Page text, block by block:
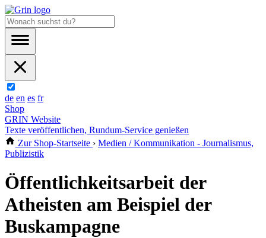
de en es fr
Shop
GRIN Website
Texte veröffentlichen, Rundum-Service genießen
Zur Shop-Startseite › Medien / Kommunikation - Journalismus,
Publizistik
Öffentlichkeitsarbeit der
Atheisten am Beispiel der
Buskampagne